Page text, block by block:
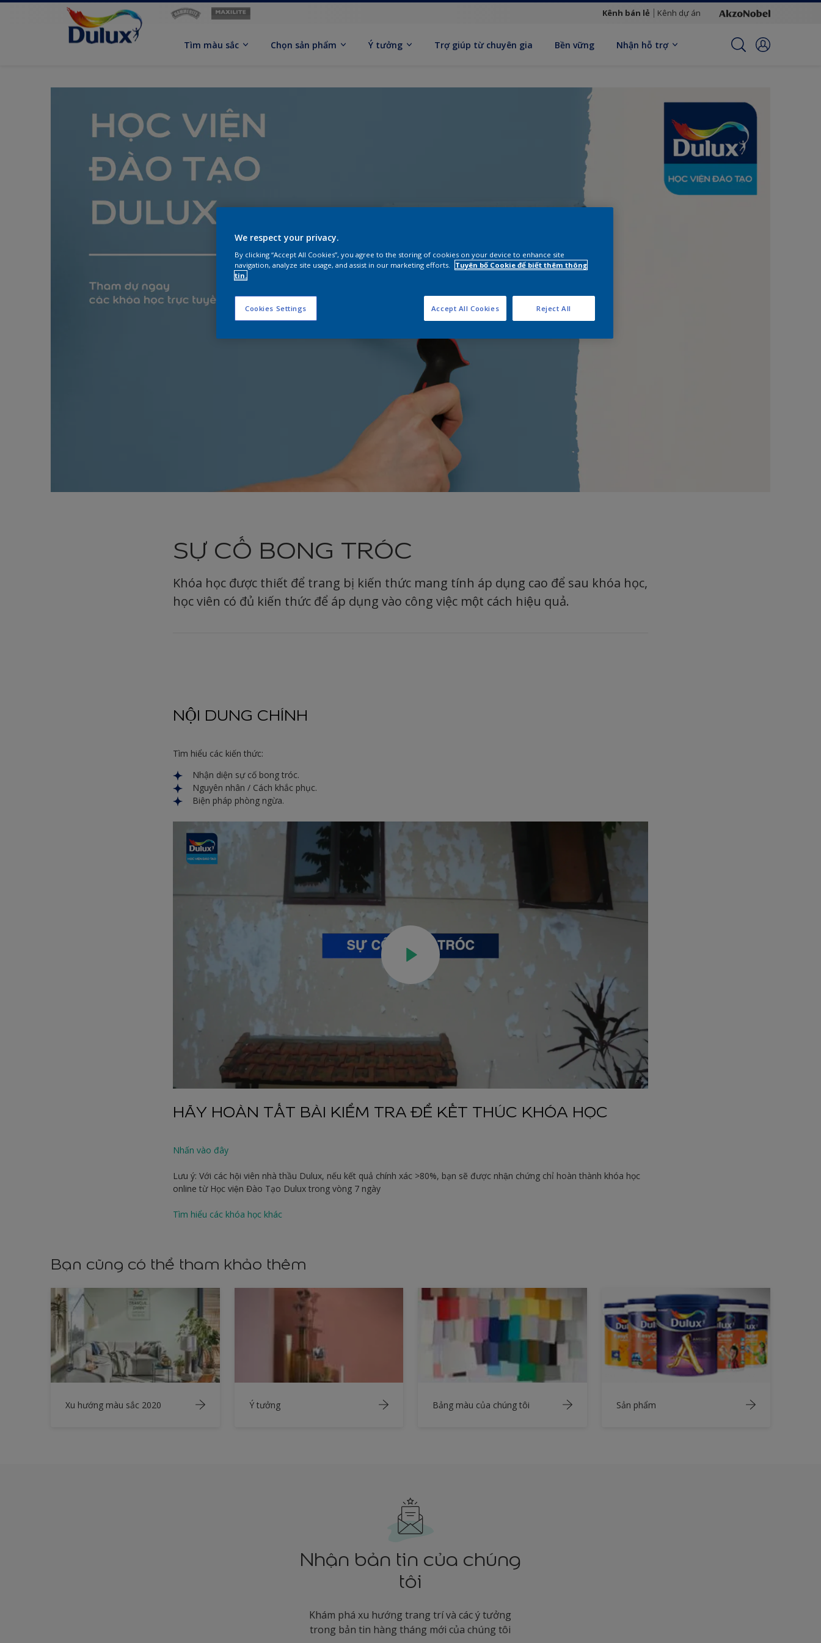
Kênh bán lẻ Kênh dự án
Tìm màu sắc Chọn sản phẩm Ý tưởng Trợ giúp từ chuyên gia Bền vững Nhận hỗ trợ
SỰ CỐ BONG TRÓC
Khóa học được thiết để trang bị kiến thức mang tính áp dụng cao để sau khóa học,
học viên có đủ kiến thức để áp dụng vào công việc một cách hiệu quả.
NỘI DUNG CHÍNH
Tìm hiểu các kiến thức:
Nhận diện sự cố bong tróc.
Nguyên nhân / Cách khắc phục.
Biện pháp phòng ngừa.
HÃY HOÀN TẤT BÀI KIỂM TRA ĐỂ KẾT THÚC KHÓA HỌC
Nhấn vào đây
Lưu ý: Với các hội viên nhà thầu Dulux, nếu kết quả chính xác >80%, bạn sẽ được nhận chứng chỉ hoàn thành khóa học
online từ Học viện Đào Tạo Dulux trong vòng 7 ngày
Tìm hiểu các khóa học khác
Bạn cũng có thể tham khảo thêm
Xu hướng màu sắc 2020 Ý tưởng Bảng màu của chúng tôi Sản phẩm
Nhận bản tin của chúng
tôi
Khám phá xu hướng trang trí và các ý tưởng
trong bản tin hàng tháng mới của chúng tôi
We respect your privacy.
By clicking “Accept All Cookies”, you agree to the storing of cookies on your device to enhance site
navigation, analyze site usage, and assist in our marketing efforts.
Tuyên bố Cookie để biết thêm thông
tin.
Cookies Settings Reject All
Accept All Cookies